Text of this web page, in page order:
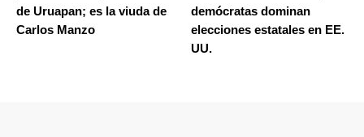
de Uruapan; es la viuda de
Carlos Manzo
demócratas dominan
elecciones estatales en EE.
UU.